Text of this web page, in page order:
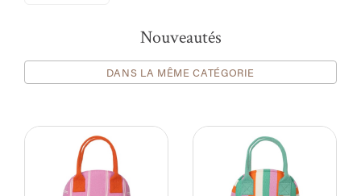
Nouveautés
DANS LA MÊME CATÉGORIE